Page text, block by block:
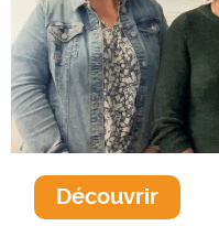
Découvrir